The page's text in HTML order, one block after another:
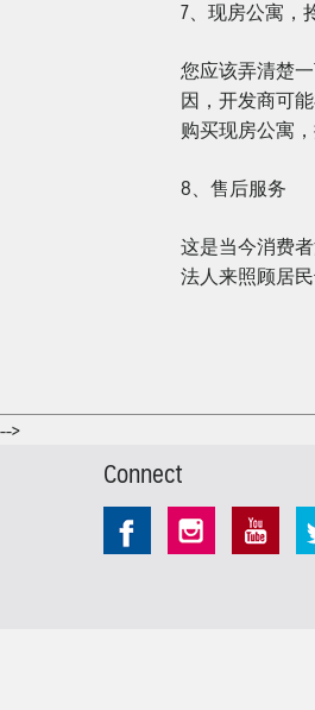
7、现房公寓，
您应该弄清楚
因，开发商可
购买现房公寓
8、售后服务
这是当今消费
法人来照顾居
-->
Connect